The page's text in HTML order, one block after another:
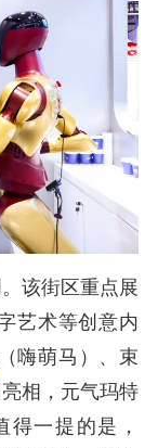
该街区重点展
艺术等创意内
（嗨萌马）、束
相，元气玛特
一提的是，